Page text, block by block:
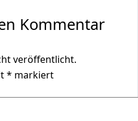
Kommentar
veröffentlicht.
* markiert